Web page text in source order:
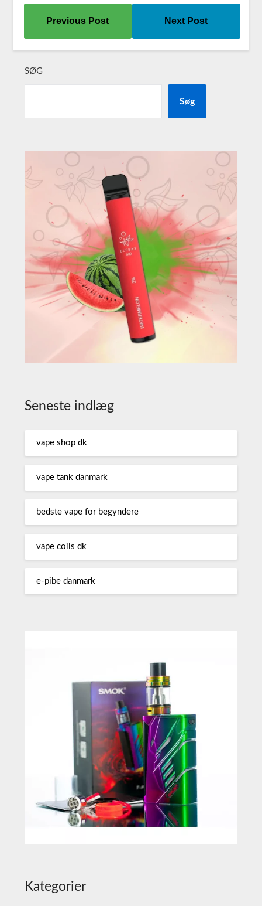
Previous Post Next Post
SØG
Søg
Seneste indlæg
vape shop dk
vape tank danmark
bedste vape for begyndere
vape coils dk
e-pibe danmark
Kategorier